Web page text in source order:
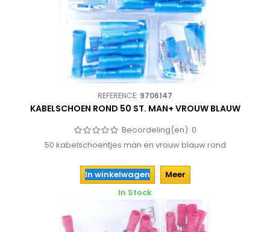
REFERENCE: 9706147
KABELSCHOEN ROND 50 ST. MAN+ VROUW BLAUW
Beoordeling(en): 0
50 kabelschoentjes man en vrouw blauw rond
In winkelwagen
Meer
In Stock